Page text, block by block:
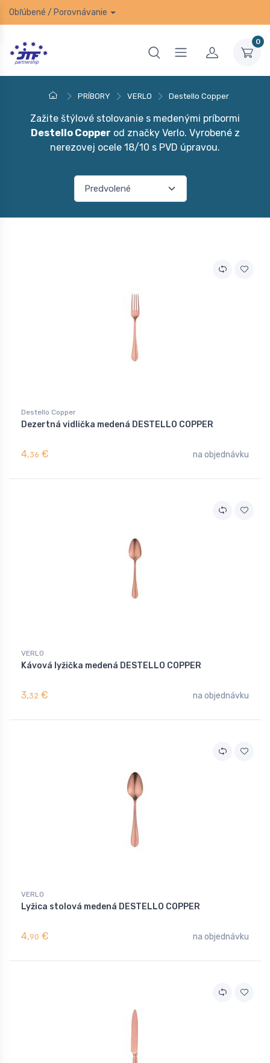
Obľúbené / Porovnávanie
0
PRÍBORY VERLO Destello Copper
Zažite štýlové stolovanie s medenými príbormi
Destello Copper od značky Verlo. Vyrobené z
nerezovej ocele 18/10 s PVD úpravou.
Destello Copper
Dezertná vidlička medená DESTELLO COPPER
4,36 € na objednávku
VERLO
Kávová lyžička medená DESTELLO COPPER
3,32 € na objednávku
VERLO
Lyžica stolová medená DESTELLO COPPER
4,90 € na objednávku